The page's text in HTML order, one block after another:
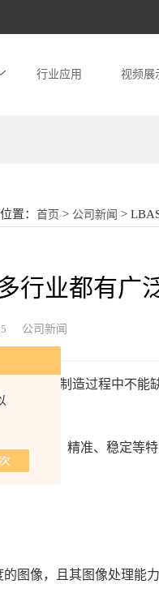
行业应用 视频展
置：首页 > 公司新闻 >
行业都有广
公司新闻
为现代制造过程中不能
有高效、精准、稳定等
像，且其图像处理能